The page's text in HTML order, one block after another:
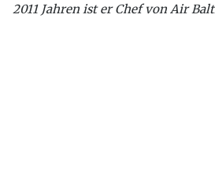
2011 Jahren ist er Chef von Air